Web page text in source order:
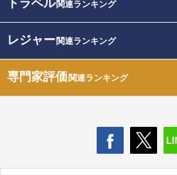
トラベル関連ランキング
レジャー関連ランキング
専門家評価関連ランキング